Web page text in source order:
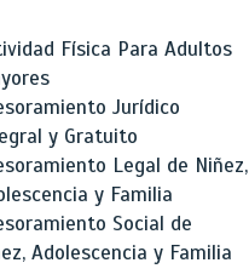
Física Para Adultos
Jurídico
y Gratuito
Legal de Niñez,
y Familia
Social de
Adolescencia y Familia